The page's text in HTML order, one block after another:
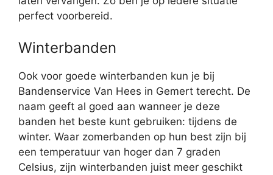
perfect voorbereid.
Winterbanden
Ook voor goede winterbanden kun je bij
Bandenservice Van Hees in Gemert terecht. De
naam geeft al goed aan wanneer je deze
banden het beste kunt gebruiken: tijdens de
winter. Waar zomerbanden op hun best zijn bij
een temperatuur van hoger dan 7 graden
Celsius, zijn winterbanden juist meer geschikt